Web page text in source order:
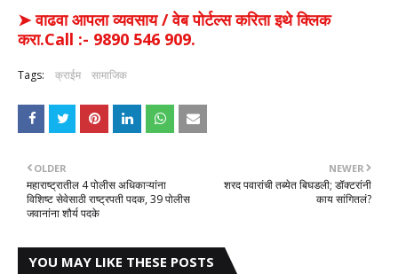
➤ वाढवा आपला व्यवसाय / वेब पोर्टल्स करिता इथे क्लिक
करा.Call :- 9890 546 909.
Tags: क्राईम सामाजिक
NEWER
शरद पवारांची तब्येत बिघडली; डॉक्टरांनी
काय सांगितलं?
OLDER
महाराष्ट्रातील 4 पोलीस अधिकाऱ्यांना
विशिष्ट सेवेसाठी राष्ट्रपती पदक, 39 पोलीस
जवानांना शौर्य पदके
YOU MAY LIKE THESE POSTS